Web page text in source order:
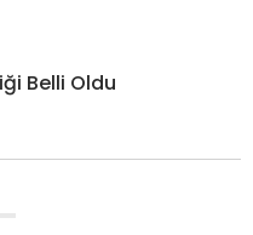
Belli Oldu